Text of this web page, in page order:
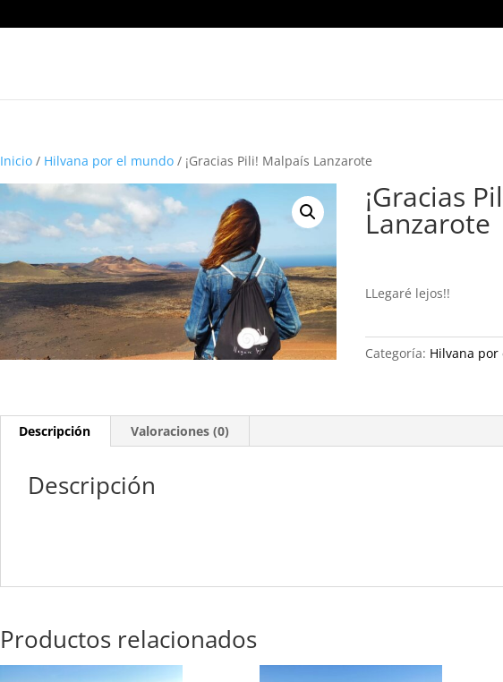
Inicio/ Hilvana por el mundo/ ¡Gracias Pili! Malpaís Lanzarote
¡Gracias
Lanzarote
LLegaré lejos!!
Categoría: Hilvana
Descripción Valoraciones (0)
Descripción
Productos relacionados